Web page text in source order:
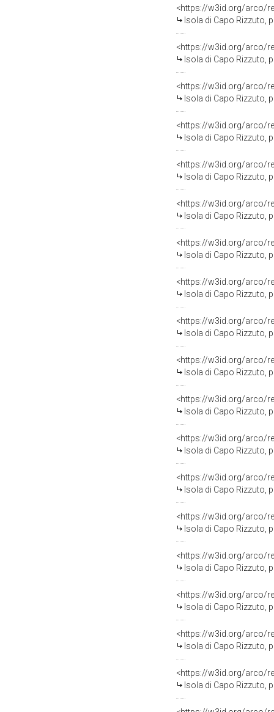
<https://w3id.org/arco/
Isola di Capo Rizzuto, progetto
<https://w3id.org/arco/
Isola di Capo Rizzuto, progetto
<https://w3id.org/arco/
Isola di Capo Rizzuto, progetto
<https://w3id.org/arco/
Isola di Capo Rizzuto, progetto
<https://w3id.org/arco/
Isola di Capo Rizzuto, progetto
<https://w3id.org/arco/
Isola di Capo Rizzuto, progetto NATO
<https://w3id.org/arco/
Isola di Capo Rizzuto, progetto
<https://w3id.org/arco/
Isola di Capo Rizzuto, progetto
<https://w3id.org/arco/
Isola di Capo Rizzuto, progetto
<https://w3id.org/arco/
Isola di Capo Rizzuto, progetto
<https://w3id.org/arco/
Isola di Capo Rizzuto, progetto
<https://w3id.org/arco/
Isola di Capo Rizzuto, progetto
<https://w3id.org/arco/
Isola di Capo Rizzuto, progetto
<https://w3id.org/arco/
Isola di Capo Rizzuto, progetto
<https://w3id.org/arco/
Isola di Capo Rizzuto,
<https://w3id.org/arco/
Isola di Capo Rizzuto,
<https://w3id.org/arco/
Isola di Capo Rizzuto,
<https://w3id.org/arco/
Isola di Capo Rizzuto, progetto